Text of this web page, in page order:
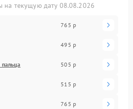
на текущую дату 08.08.2026
765 р
495 р
пальца 505 р
515 р
765 р